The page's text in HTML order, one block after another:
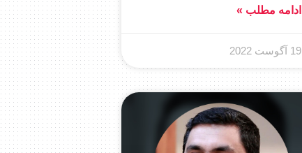
ادامه مطلب »
19 آگوست 2022